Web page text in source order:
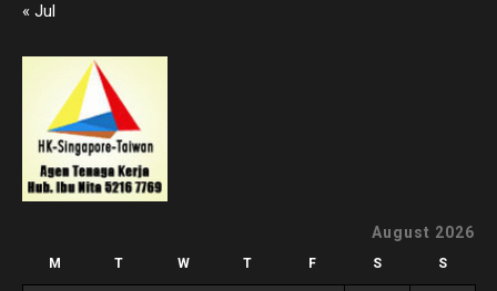
« Jul
August 2026
M T W T F S S